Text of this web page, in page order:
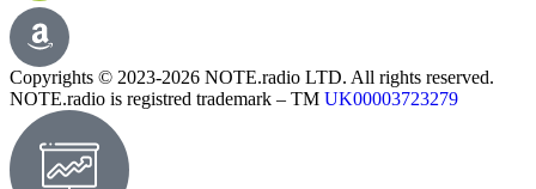
Copyrights © 2023-2026 NOTE.radio LTD. All rights reserved.
NOTE.radio is registred trademark – TM UK00003723279